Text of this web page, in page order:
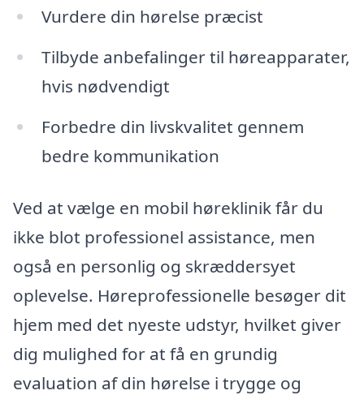
Vurdere din hørelse præcist
Tilbyde anbefalinger til høreapparater,
hvis nødvendigt
Forbedre din livskvalitet gennem
bedre kommunikation
Ved at vælge en mobil høreklinik får du
ikke blot professionel assistance, men
også en personlig og skræddersyet
oplevelse. Høreprofessionelle besøger dit
hjem med det nyeste udstyr, hvilket giver
dig mulighed for at få en grundig
evaluation af din hørelse i trygge og